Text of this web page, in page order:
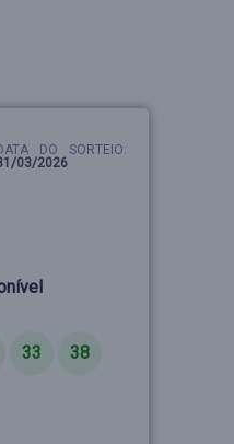
DO SORTEIO:
03/2026
33 38